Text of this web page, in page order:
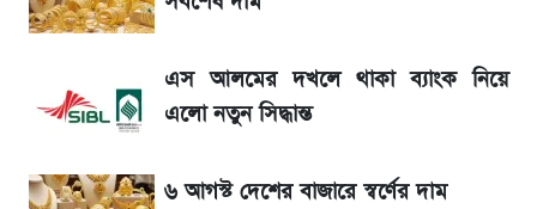
সাকিবের বাড়িতে হামলা নিয়ে মুখ খুললেন দিলীপ
ঘোষ
লিটনকে নিয়ে টিম ম্যানেজমেন্টের নতুন পরিকল্পনা
এস আলমের দখলে থাকা ব্যাংক নিয়ে
এলো নতুন সিদ্ধান্ত
৬ আগস্ট দেশের বাজারে স্বর্ণের দাম